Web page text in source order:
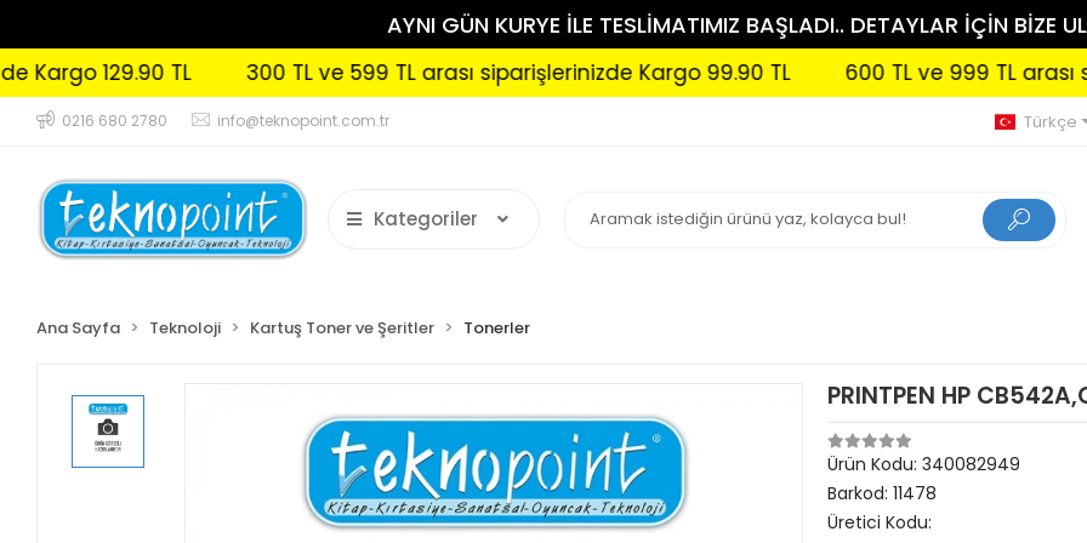
AYNI GÜN KURYE İLE TESLİMATIMIZ BAŞLADI.. DETAYLAR İÇİN BİZE
129.90 TL 300 TL ve 599 TL arası siparişlerinizde Kargo 99.90 TL 600 TL ve 999 TL arası
0216 680 2780 info@teknopoint.com.tr Türkçe
Kategoriler
Ana Sayfa Teknoloji Kartuş Toner ve Şeritler Tonerler
PRINTPEN HP
Ürün Kodu: 340082949
Barkod: 11478
Üretici Kodu: